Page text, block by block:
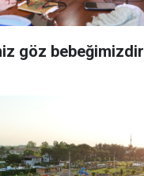
göz bebeğimizdir